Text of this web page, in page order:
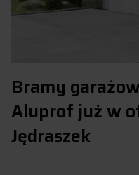
Bramy
Aluprof już w
Jędraszek